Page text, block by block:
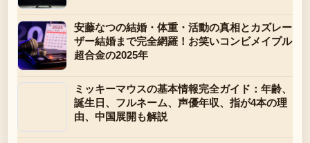
安藤なつの結婚・体重・活動の真相とカズレー
ザー結婚まで完全網羅！お笑いコンビメイプル
超合金の2025年
ミッキーマウスの基本情報完全ガイド：年齢、
誕生日、フルネーム、声優年収、指が4本の理
由、中国展開も解説